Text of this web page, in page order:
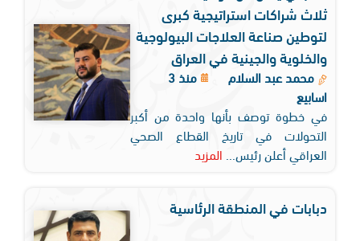
ثلاث شراكات استراتيجية كبرى
لتوطين صناعة العلاجات البيولوجية
والخلوية والجينية في العراق
محمد عبد السلام
منذ 3
اسابيع
في خطوة توصف بأنها واحدة من أكبر
التحولات في تاريخ القطاع الصحي
العراقي أعلن رئيس...
المزيد
دبابات في المنطقة الرئاسية